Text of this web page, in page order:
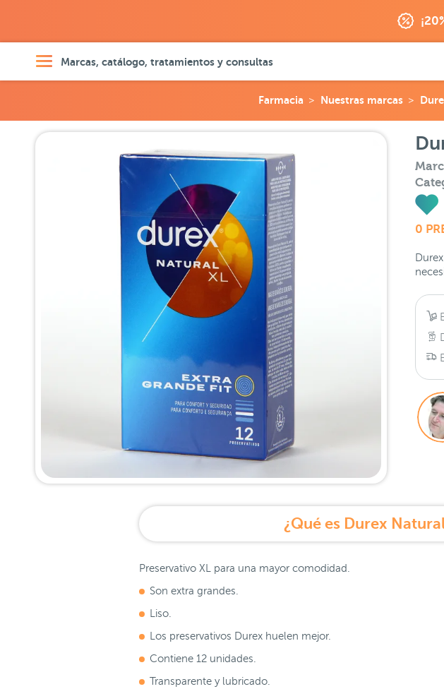
Marcas, catálogo, tratamientos y consultas
Farmacia Nuestras marcas
0
¿Qué es Durex
Preservativo XL para una mayor comodidad.
Son extra grandes.
Liso.
Los preservativos Durex huelen mejor.
Contiene 12 unidades.
Transparente y lubricado.